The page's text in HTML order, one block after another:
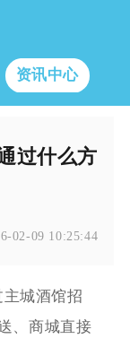
资讯中心
过什么方
02-09 10:25:44
城酒馆招
、商城直接